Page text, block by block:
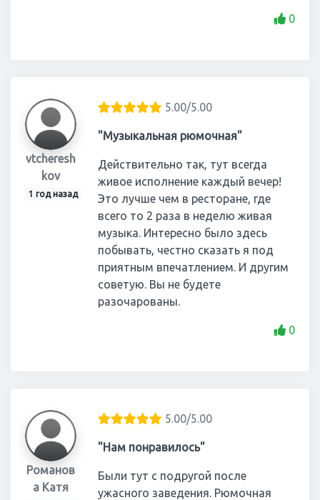
0
vtcheresh
kov
1 год назад
5.00/5.00
"Музыкальная рюмочная"
Действительно так, тут всегда
живое исполнение каждый вечер!
Это лучше чем в ресторане, где
всего то 2 раза в неделю живая
музыка. Интересно было здесь
побывать, честно сказать я под
приятным впечатлением. И другим
советую. Вы не будете
разочарованы.
0
Романов
а Катя
5.00/5.00
"Нам понравилось"
Были тут с подругой после
ужасного заведения. Рюмочная